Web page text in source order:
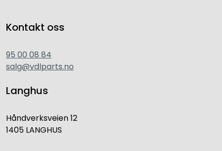
Kontakt oss
95 00 08 84
salg@vdlparts.no
Langhus
Håndverksveien 12
1405 LANGHUS